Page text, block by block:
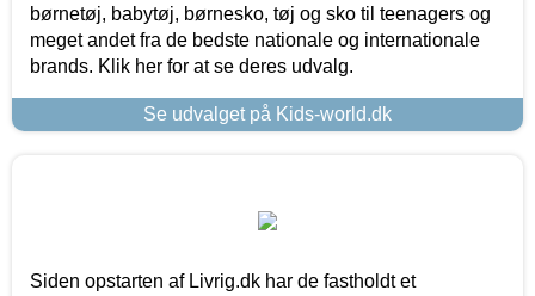
børnetøj, babytøj, børnesko, tøj og sko til teenagers og
meget andet fra de bedste nationale og internationale
brands. Klik her for at se deres udvalg.
Se udvalget på Kids-world.dk
Siden opstarten af Livrig.dk har de fastholdt et